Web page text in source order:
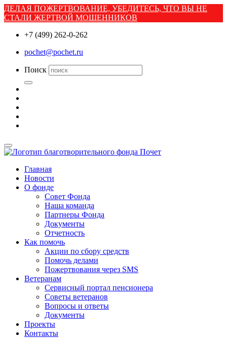
ДЕЛАЯ ПОЖЕРТВОВАНИЕ, УБЕДИТЕСЬ, ЧТО ВЫ НЕ
СТАЛИ ЖЕРТВОЙ МОШЕННИКОВ
+7 (499) 262-0-262
pochet@pochet.ru
Поиск
Главная
Новости
О фонде
Совет Фонда
Наша команда
Партнеры Фонда
Документы
Отчетность
Как помочь
Акции по сбору средств
Помочь делами
Пожертвования через SMS
Ветеранам
Сервисный портал пенсионера
Советы ветеранов
Вопросы и ответы
Документы
Проекты
Контакты